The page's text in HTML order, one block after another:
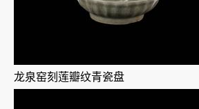
龙泉窑刻莲瓣纹青瓷盘